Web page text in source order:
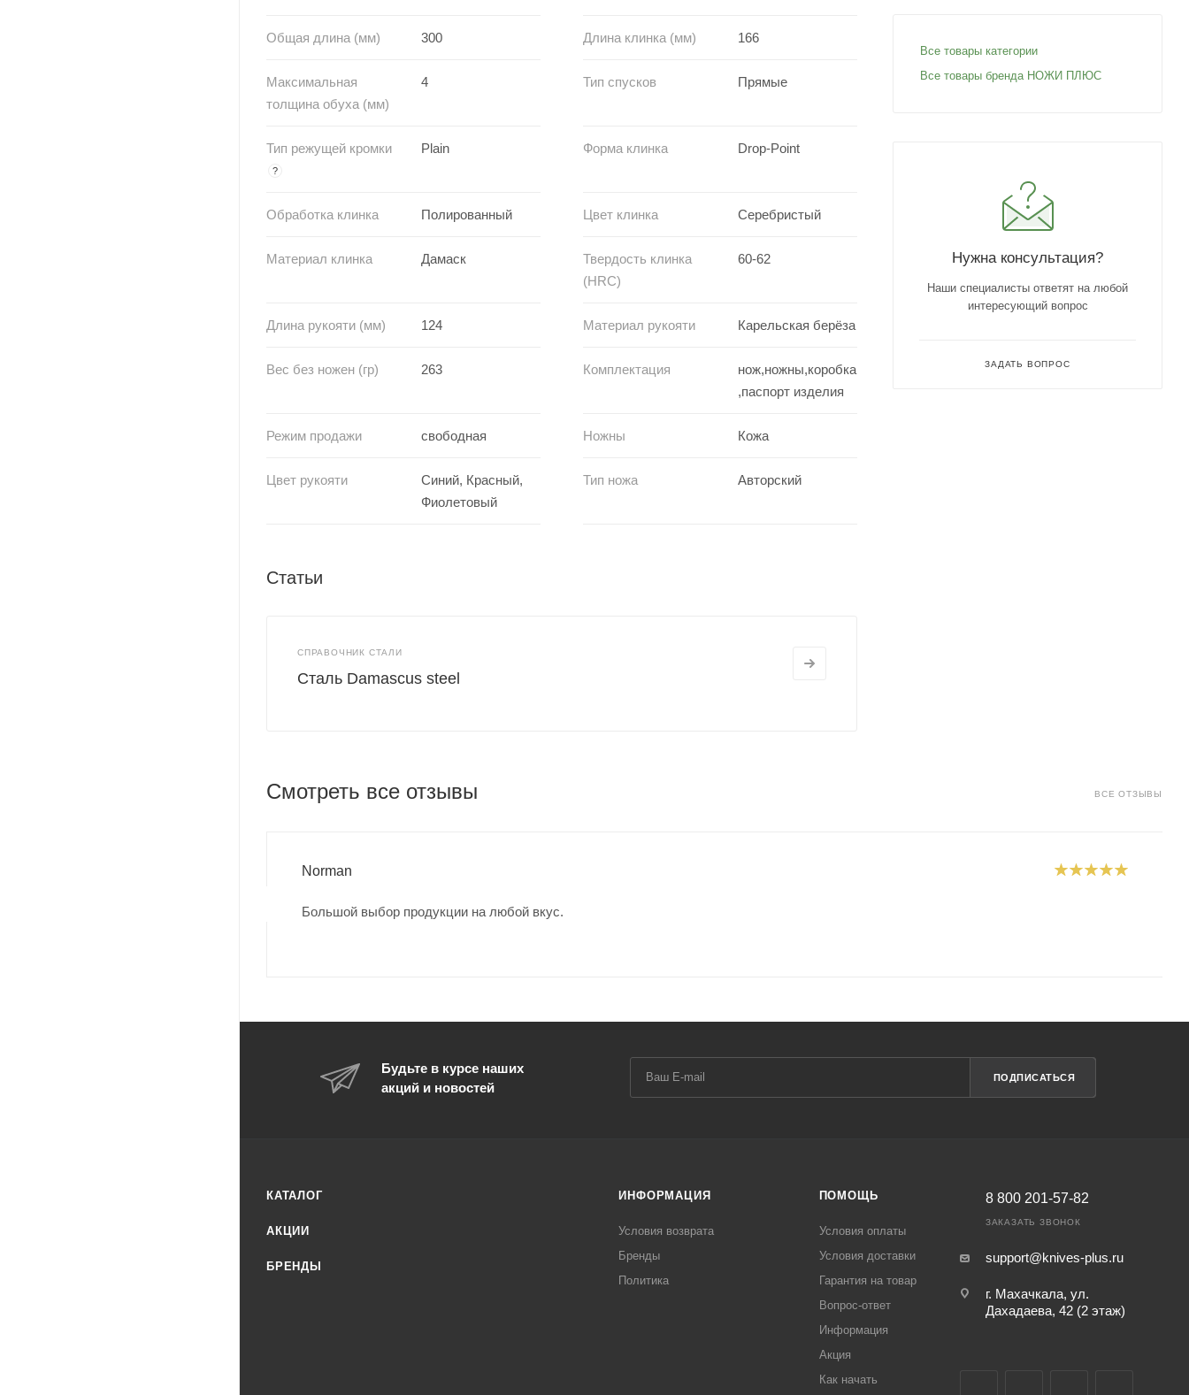
Общая длина (мм) 300 Длина клинка (мм) 166
Максимальная
толщина обуха (мм)
4 Тип спусков Прямые
Тип режущей кромки
?
Plain Форма клинка Drop-Point
Обработка клинка Полированный Цвет клинка Серебристый
Материал клинка Дамаск
Твердость клинка
(HRC)
60-62
Длина рукояти (мм) 124 Материал рукояти Карельская берёза
Вес без ножен (гр) 263 Комплектация
нож,ножны,коробка
,паспорт изделия
Режим продажи свободная Ножны Кожа
Цвет рукояти
Синий, Красный,
Фиолетовый
Тип ножа Авторский
Статьи
СПРАВОЧНИК СТАЛИ
Сталь Damascus steel
Все товары категории
Все товары бренда НОЖИ ПЛЮС
Нужна консультация?
Наши специалисты ответят на любой
интересующий вопрос
ЗАДАТЬ ВОПРОС
Смотреть все отзывы ВСЕ ОТЗЫВЫ
Norman
Большой выбор продукции на любой вкус.
Будьте в курсе наших
акций и новостей
ПОДПИСАТЬСЯ
КАТАЛОГ
АКЦИИ
БРЕНДЫ
ИНФОРМАЦИЯ
Условия возврата
Бренды
Политика
ПОМОЩЬ
Условия оплаты
Условия доставки
Гарантия на товар
Вопрос-ответ
Информация
Акция
Как начать
8 800 201-57-82
ЗАКАЗАТЬ ЗВОНОК
support@knives-plus.ru
г. Махачкала, ул.
Дахадаева, 42 (2 этаж)